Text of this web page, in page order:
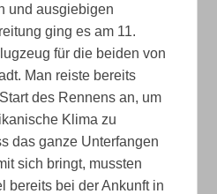
und ausgiebigen
ging es am 11.
für die beiden von
Man reiste bereits
des Rennens an, um
Klima zu
das ganze Unterfangen
sich bringt, mussten
bereits bei der Ankunft in